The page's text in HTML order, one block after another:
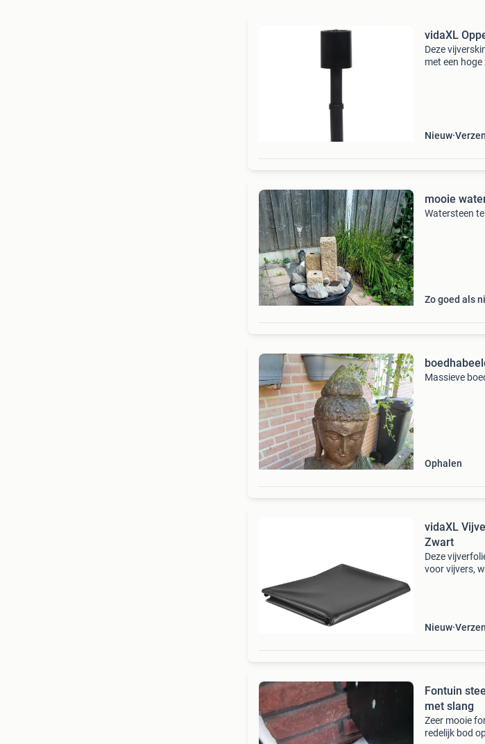
vidaXL
Deze
met een
Nieuw
mooie
Watersteen
Zo goed als
Massieve
Ophalen
vidaXL
Zwart
Deze
voor vijvers,
Nieuw
Fontuin steen 60 cm hoog en 12 cm
met slang
Zeer mooie
redelijk bod